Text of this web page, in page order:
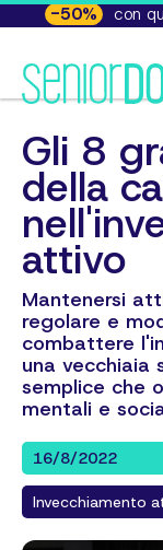
-50% con
Gli 8
della
attivo
Mantenersi
regolare e
combattere
una vecchiaia
semplice che
mentali e
16/8/2022
Invecchiamento